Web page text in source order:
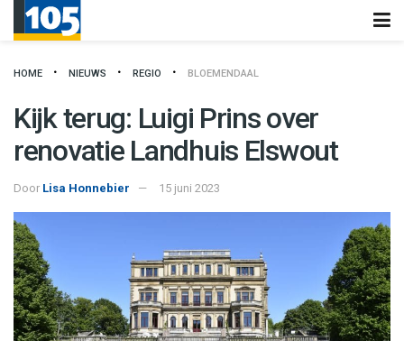
HOME NIEUWS REGIO BLOEMENDAAL
Kijk terug: Luigi Prins over
renovatie Landhuis Elswout
Door Lisa Honnebier 15 juni 2023